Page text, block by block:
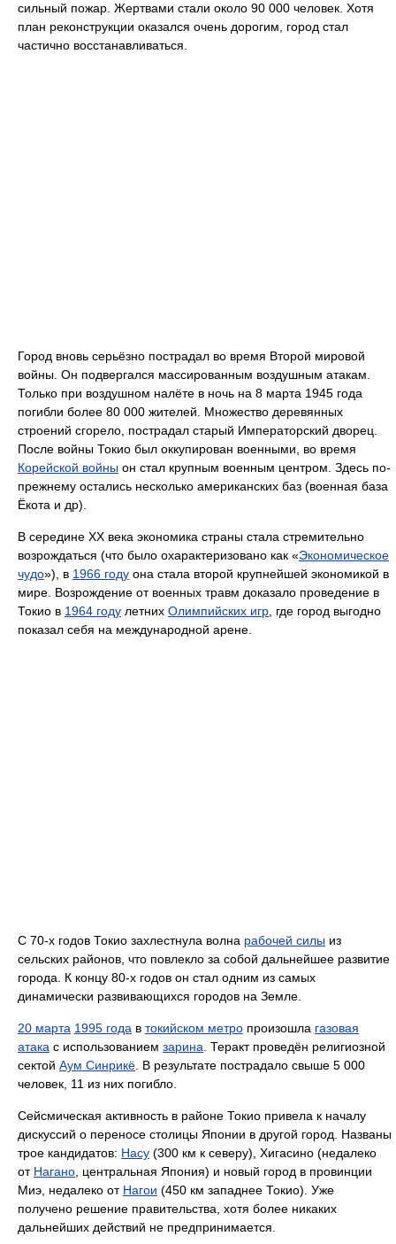
сильный пожар. Жертвами стали около 90 000 человек. Хотя
план реконструкции оказался очень дорогим, город стал
частично восстанавливаться.
Город вновь серьёзно пострадал во время Второй мировой
войны. Он подвергался массированным воздушным атакам.
Только при воздушном налёте в ночь на 8 марта 1945 года
погибли более 80 000 жителей. Множество деревянных
строений сгорело, пострадал старый Императорский дворец.
После войны Токио был оккупирован военными, во время
Корейской войны он стал крупным военным центром. Здесь по-
прежнему остались несколько американских баз (военная база
Ёкота и др).
В середине XX века экономика страны стала стремительно
возрождаться (что было охарактеризовано как «Экономическое
чудо»), в 1966 году она стала второй крупнейшей экономикой в
мире. Возрождение от военных травм доказало проведение в
Токио в 1964 году летних Олимпийских игр , где город выгодно
показал себя на международной арене.
С 70-х годов Токио захлестнула волна рабочей силы из
сельских районов, что повлекло за собой дальнейшее развитие
города. К концу 80-х годов он стал одним из самых
динамически развивающихся городов на Земле.
20 марта 1995 года в токийском метро произошла газовая
атака с использованием зарина . Теракт проведён религиозной
сектой Аум Синрикё . В результате пострадало свыше 5 000
человек, 11 из них погибло.
Сейсмическая активность в районе Токио привела к началу
дискуссий о переносе столицы Японии в другой город. Названы
трое кандидатов: Насу (300 км к северу), Хигасино (недалеко
от Нагано , центральная Япония) и новый город в провинции
Миэ, недалеко от Нагои (450 км западнее Токио). Уже
получено решение правительства, хотя более никаких
дальнейших действий не предпринимается.